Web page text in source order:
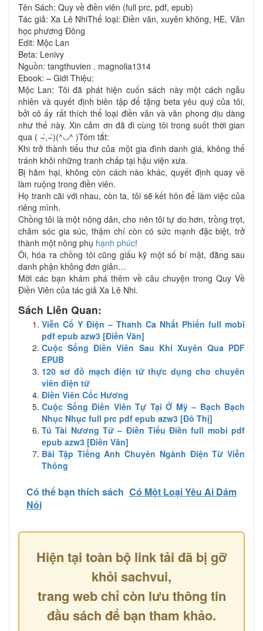
Tên Sách: Quy về điền viên (full prc, pdf, epub)
Tác giả: Xa Lê NhiThể loại: Điền văn, xuyên không, HE, Văn
học phương Đông
Edit: Mộc Lan
Beta: Lenivy
Nguồn: tangthuvien . ​magnolia1314
Ebook: – Giới Thiệu:
Mộc Lan: Tôi đã phát hiện cuốn sách này một cách ngẫu
nhiên và quyết định biên tập để tặng beta yêu quý của tôi,
bởi cô ấy rất thích thể loại điền văn và văn phong dịu dàng
như thế này. Xin cảm ơn đã đi cùng tôi trong suốt thời gian
qua ( ⌣́,⌣̀)(^◡^ )Tóm tắt:
Khi trở thành tiểu thư của một gia đình danh giá, không thể
tránh khỏi những tranh chấp tại hậu viện xưa.
Bị hãm hại, không còn cách nào khác, quyết định quay về
làm ruộng trong điền viên.
Họ tranh cãi với nhau, còn ta, tôi sẽ kết hôn để làm việc của
riêng mình.
Chồng tôi là một nông dân, cho nên tôi tự do hơn, trồng trọt,
chăm sóc gia súc, thậm chí còn có sức mạnh đặc biệt, trở
thành một nông phụ hạnh phúc!
Ôi, hóa ra chồng tôi cũng giấu kỹ một số bí mật, đằng sau
danh phận không đơn giản…
Mời các bạn khám phá thêm về câu chuyện trong Quy Về
Điền Viên của tác giả Xa Lê Nhi.
Sách Liên Quan:
Viễn Cổ Y Điện – Thanh Ca Nhất Phiến full mobi
pdf epub azw3 [Điền Văn]
Cuộc Sống Điền Viên Sau Khi Xuyên Qua PDF
EPUB
120 sơ đồ mạch điện tử thực dụng cho chuyên
viên điện tử
Điền Viên Cốc Hương
Cuộc Sống Điền Viên Tự Tại Ở Mỹ – Bạch Bạch
Nhục Nhục full prc pdf epub azw3 [Đô Thị]
Tú Tài Nương Tử – Điền Tiểu Điền full mobi pdf
epub azw3 [Điền Văn]
Bài Tập Tiếng Anh Chuyên Ngành Điện Từ Viễn
Thông
Có thể bạn thích sách Có Một Loại Yêu Ai Dám
Nói
Hiện tại toàn bộ link tải đã bị gỡ
khỏi sachvui,
trang web chỉ còn lưu thông tin
đầu sách để bạn tham khảo.